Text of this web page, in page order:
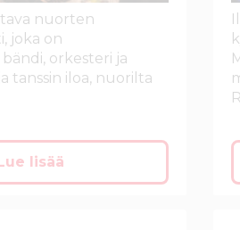
nuorten
joka on
bändi, orkesteri ja
tanssin iloa, nuorilta
lisää